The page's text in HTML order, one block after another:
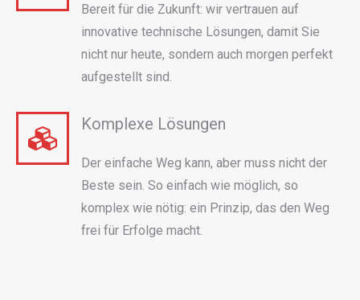
Bereit für die Zukunft: wir vertrauen auf
innovative technische Lösungen, damit Sie
nicht nur heute, sondern auch morgen perfekt
aufgestellt sind.
Komplexe Lösungen
Der einfache Weg kann, aber muss nicht der
Beste sein. So einfach wie möglich, so
komplex wie nötig: ein Prinzip, das den Weg
frei für Erfolge macht.